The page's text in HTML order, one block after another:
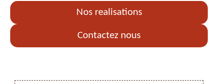
Nos realisations
Contactez nous